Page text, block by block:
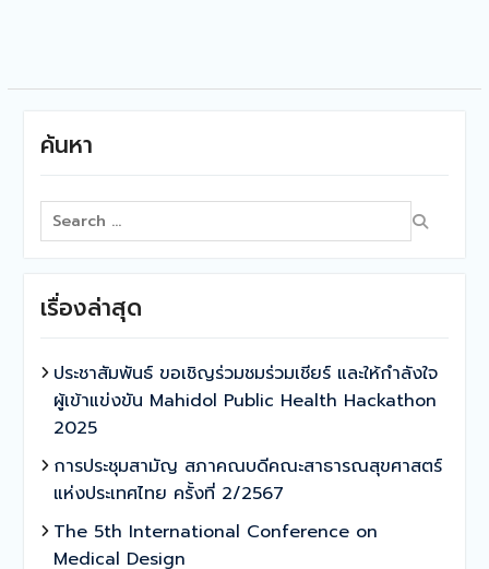
ค้นหา
Search
for:
เรื่องล่าสุด
ประชาสัมพันธ์ ขอเชิญร่วมชมร่วมเชียร์ และให้กำลังใจ
ผู้เข้าแข่งขัน Mahidol Public Health Hackathon
2025
การประชุมสามัญ สภาคณบดีคณะสาธารณสุขศาสตร์
แห่งประเทศไทย ครั้งที่ 2/2567
The 5th International Conference on
Medical Design